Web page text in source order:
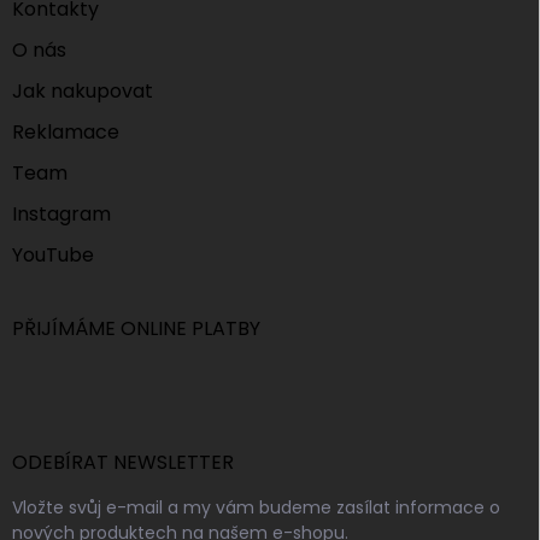
Kontakty
O nás
Jak nakupovat
Reklamace
Team
Instagram
YouTube
PŘIJÍMÁME ONLINE PLATBY
ODEBÍRAT NEWSLETTER
Vložte svůj e-mail a my vám budeme zasílat informace o
nových produktech na našem e-shopu.